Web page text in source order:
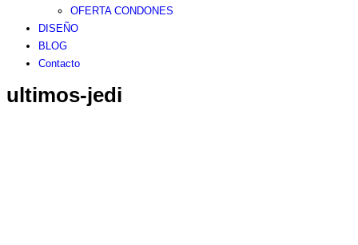
OFERTA CONDONES
DISEÑO
BLOG
Contacto
ultimos-jedi